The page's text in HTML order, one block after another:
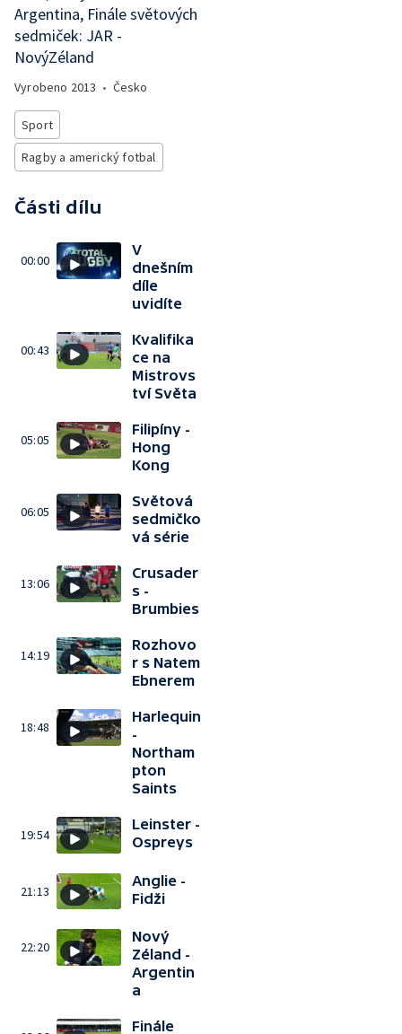
Argentina, Finále světových
sedmiček: JAR -
NovýZéland
Vyrobeno 2013 • Česko
Sport
Ragby a americký fotbal
Části dílu
00:00
V
dnešním
díle
uvidíte
00:43
Kvalifika
ce na
Mistrovs
tví Světa
05:05
Filipíny -
Hong
Kong
06:05
Světová
sedmičko
vá série
13:06
Crusader
s -
Brumbies
14:19
Rozhovo
r s Natem
Ebnerem
18:48
Harlequin
-
Northam
pton
Saints
19:54
Leinster -
Ospreys
21:13
Anglie -
Fidži
22:20
Nový
Zéland -
Argentin
a
Finále